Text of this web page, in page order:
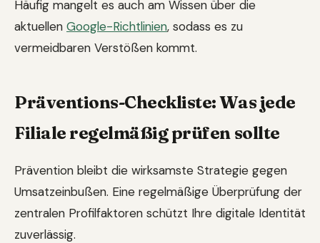
Häufig mangelt es auch am Wissen über die
aktuellen Google-Richtlinien, sodass es zu
vermeidbaren Verstößen kommt.
Präventions-Checkliste: Was jede
Filiale regelmäßig prüfen sollte
Prävention bleibt die wirksamste Strategie gegen
Umsatzeinbußen. Eine regelmäßige Überprüfung der
zentralen Profilfaktoren schützt Ihre digitale Identität
zuverlässig.